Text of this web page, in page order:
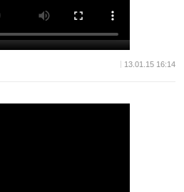
13.01.15 16:14